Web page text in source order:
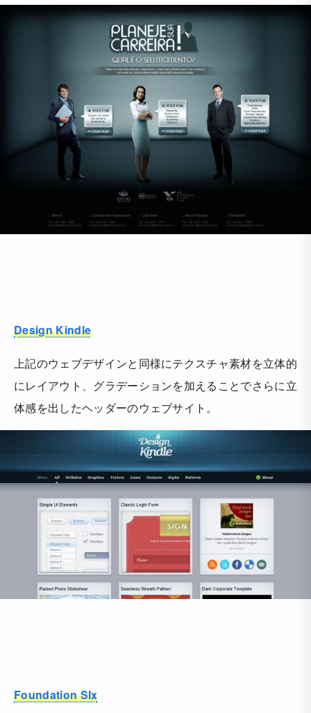
Design Kindle
上記のウェブデザインと同様にテクスチャ素材を立体的
にレイアウト、グラデーションを加えることでさらに立
体感を出したヘッダーのウェブサイト。
Foundation SIx